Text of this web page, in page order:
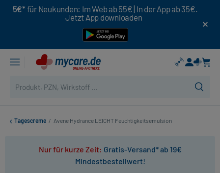
5€* für Neukunden: Im Web ab 55€ | In der App ab 35€.
Jetzt App downloaden
Tagescreme / Avene Hydrance LEICHT Feuchtigkeitsemulsion
Nur für kurze Zeit: Gratis-Versand* ab 19€
Mindestbestellwert!